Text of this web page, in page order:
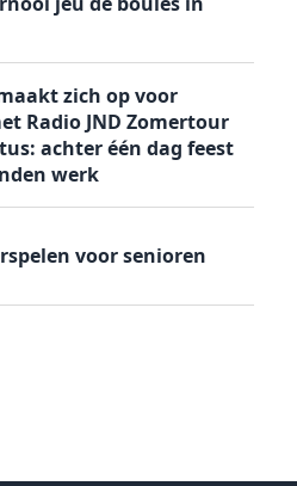
zich op voor
Radio JND Zomertour
achter één dag feest
werk
voor senioren